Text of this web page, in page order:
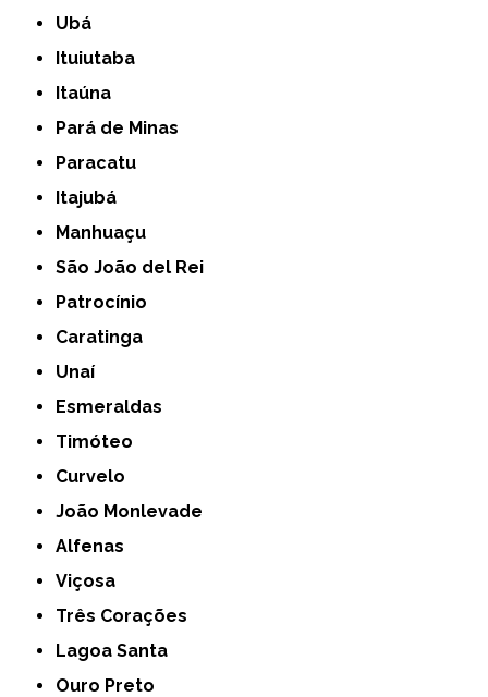
Ubá
Ituiutaba
Itaúna
Pará de Minas
Paracatu
Itajubá
Manhuaçu
São João del Rei
Patrocínio
Caratinga
Unaí
Esmeraldas
Timóteo
Curvelo
João Monlevade
Alfenas
Viçosa
Três Corações
Lagoa Santa
Ouro Preto